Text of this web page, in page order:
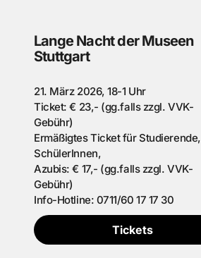
Lange Nacht der Museen
Stuttgart
21. März 2026, 18-1 Uhr
Ticket: € 23,- (gg.falls zzgl. VVK-
Gebühr)
Ermäßigtes Ticket für Studierende,
SchülerInnen,
Azubis: € 17,- (gg.falls zzgl. VVK-
Gebühr)
Info-Hotline: 0711/60 17 17 30
Tickets